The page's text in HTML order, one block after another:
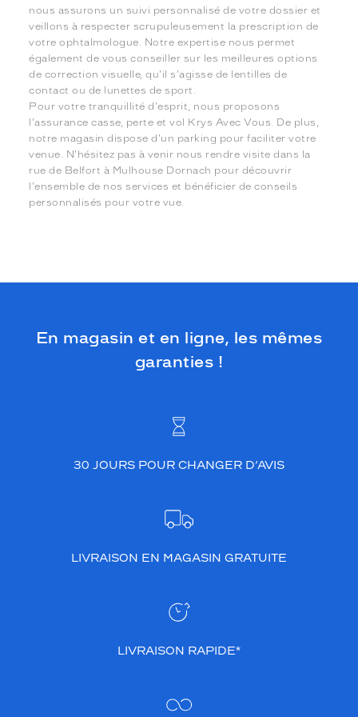
nous assurons un suivi personnalisé de votre dossier et
veillons à respecter scrupuleusement la prescription de
votre ophtalmologue. Notre expertise nous permet
également de vous conseiller sur les meilleures options
de correction visuelle, qu'il s'agisse de lentilles de
contact ou de lunettes de sport.
Pour votre tranquillité d'esprit, nous proposons
l'assurance casse, perte et vol Krys Avec Vous. De plus,
notre magasin dispose d'un parking pour faciliter votre
venue. N'hésitez pas à venir nous rendre visite dans la
rue de Belfort à Mulhouse Dornach pour découvrir
l'ensemble de nos services et bénéficier de conseils
personnalisés pour votre vue.
En magasin et en ligne, les mêmes
garanties !
30 JOURS POUR CHANGER D’AVIS
LIVRAISON EN MAGASIN GRATUITE
LIVRAISON RAPIDE*